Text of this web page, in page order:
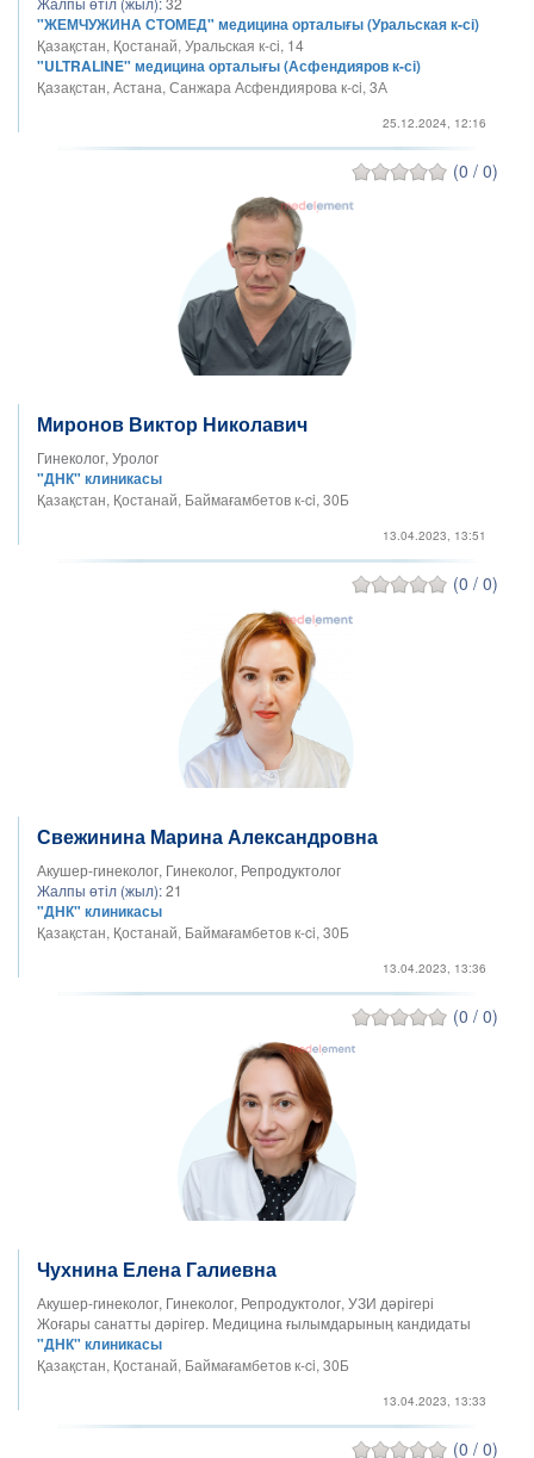
"ЖЕМЧУЖИНА СТОМЕД" медицина орталығы (Уральская к-сі)
Қазақстан, Қостанай, Уральская к-сі, 14
"ULTRALINE" медицина орталығы (Асфендияров к-сі)
Қазақстан, Астана, Санжара Асфендиярова к-ci, 3А
25.12.2024, 12:16
(0 / 0)
Миронов Виктор Николавич
Гинеколог, Уролог
"ДНК" клиникасы
Қазақстан, Қостанай, Баймағамбетов к-ci, 30Б
13.04.2023, 13:51
(0 / 0)
Свежинина Марина Александровна
Акушер-гинеколог, Гинеколог, Репродуктолог
Жалпы өтіл (жыл):21
"ДНК" клиникасы
Қазақстан, Қостанай, Баймағамбетов к-ci, 30Б
13.04.2023, 13:36
(0 / 0)
Чухнина Елена Галиевна
Акушер-гинеколог, Гинеколог, Репродуктолог, УЗИ дәрігері
Жоғары санатты дәрігер. Медицина ғылымдарының кандидаты
"ДНК" клиникасы
Қазақстан, Қостанай, Баймағамбетов к-ci, 30Б
13.04.2023, 13:33
(0 / 0)